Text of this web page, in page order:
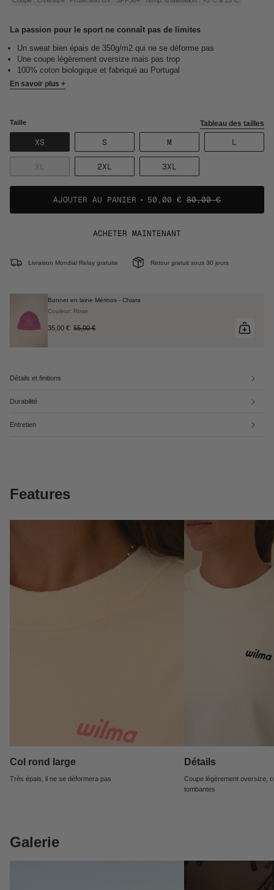
La passion pour le sport ne connaît pas de limites
Un sweat bien épais de 350g/m2 qui ne se déforme pas
Une coupe légèrement oversize mais pas trop
100% coton biologique et fabriqué au Portugal
En savoir plus +
Taille Tableau des tailles
XS
ÉPUISÉE
S
ÉPUISÉE
OU
NON
M
ÉPUISÉE
OU
NON
L
ÉPUISÉE
XL
ÉPUISÉE
OU
NON
2XL
ÉPUISÉE
OU
NON
3XL
ÉPUISÉE
OU
NON
AJOUTER AU PANIER 50,00 € 80,00 €
ACHETER MAINTENANT
Livraison Mondial Relay gratuite Retour gratuit sous 30 jours
Bonnet en laine Mérinos - Chiara
Couleur: Rose
35,00 € 55,00 €
Détails et finitions
Durabilité
Entretien
Features
Col rond large
Très épais, il ne se déformera pas
Détails
Coupe légèrement oversize,
tombantes
Galerie